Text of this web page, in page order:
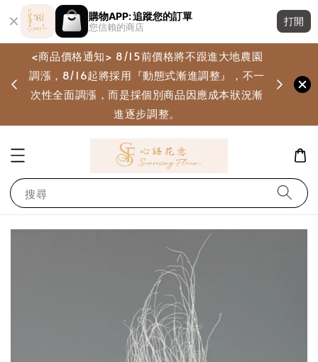
購物APP: 追蹤您的訂單
您信賴的商店
打開
<商品價格通知> 8/15前價格將不跟進大地農園
調漲，8/16起將採用『動態式漸進調整』，不一
次性全面調漲，而是採個別商品因應成本狀況漸
進逐步調整。
搜尋